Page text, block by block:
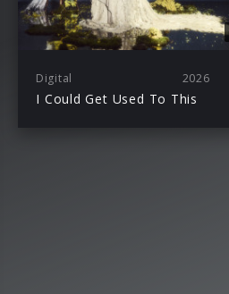
Digital 2026
I Could Get Used To This